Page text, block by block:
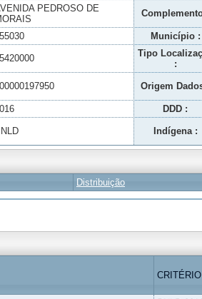
PEDROSO DE
Município :
Tipo
:
Origem
DDD :
Indígena :
Distribuição
CRITÉRIO